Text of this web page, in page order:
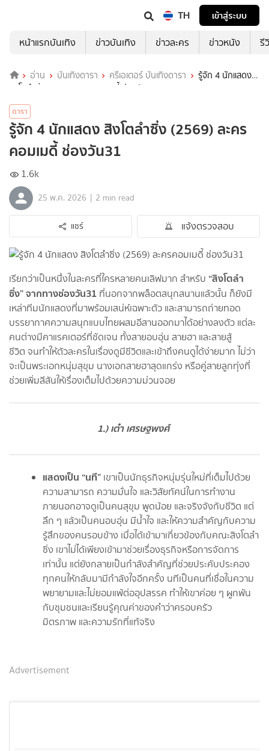
TH
เข้าสู่ระบบ
หน้าแรกบันเทิง
ข่าวบันเทิง ข่าวละคร ข่าวหนัง รี
อ่าน บันเทิงดารา ครีเอเตอร์ บันเทิงดารา
รู้จัก 4 นักแสดง
สิงโตลำซิ่ง (2569) ละครคอมเมดี้ ช่องวัน31
ดารา
รู้จัก 4 นักแสดง สิงโตลำซิ่ง (2569) ละคร
คอมเมดี้ ช่องวัน31
1.6k
25 พ.ค. 2026 | 2 min read
แชร์ แจ้งตรวจสอบ
เรียกว่าเป็นหนึ่งในละครที่ใครหลายคนเลิฟมาก สำหรับ “สิงโตลำ
ซิ่ง” จากทางช่องวัน31 ที่นอกจากพล็อตสนุกสนานแล้วนั้น ก็ยังมี
เหล่าทีมนักแสดงที่มาพร้อมเสน่ห์เฉพาะตัว และสามารถถ่ายทอด
บรรยากาศความสนุกแบบไทยผสมอีสานออกมาได้อย่างลงตัว แต่ละ
คนต่างมีคาแรคเตอร์ที่ชัดเจน ทั้งสายอบอุ่น สายฮา และสายสู้
ชีวิต จนทำให้ตัวละครในเรื่องดูมีชีวิตและเข้าถึงคนดูได้ง่ายมาก ไม่ว่า
จะเป็นพระเอกหนุ่มสุขุม นางเอกสายฮาสุดแกร่ง หรือคู่สายลูกทุ่งที่
ช่วยเพิ่มสีสันให้เรื่องเต็มไปด้วยความม่วนจอย
1.) เต๋า เศรษฐพงศ์
แสดงเป็น “นที” เขาเป็นนักธุรกิจหนุ่มรุ่นใหม่ที่เต็มไปด้วย
ความสามารถ ความมั่นใจ และวิสัยทัศน์ในการทำงาน
ภายนอกอาจดูเป็นคนสุขุม พูดน้อย และจริงจังกับชีวิต แต่
ลึก ๆ แล้วเป็นคนอบอุ่น มีน้ำใจ และให้ความสำคัญกับความ
รู้สึกของคนรอบข้าง เมื่อได้เข้ามาเกี่ยวข้องกับคณะสิงโตลำ
ซิ่ง เขาไม่ได้เพียงเข้ามาช่วยเรื่องธุรกิจหรือการจัดการ
เท่านั้น แต่ยังกลายเป็นกำลังสำคัญที่ช่วยประคับประคอง
ทุกคนให้กลับมามีกำลังใจอีกครั้ง นทีเป็นคนที่เชื่อในความ
พยายามและไม่ยอมแพ้ต่ออุปสรรค ทำให้เขาค่อย ๆ ผูกพัน
กับชุมชนและเรียนรู้คุณค่าของคำว่าครอบครัว
มิตรภาพ และความรักที่แท้จริง
Advertisement